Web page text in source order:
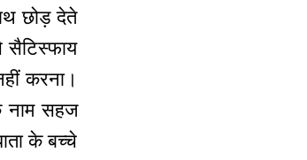
छोड़ देते
सैटिस्फाय
करना।
नाम सहज
के बच्चे